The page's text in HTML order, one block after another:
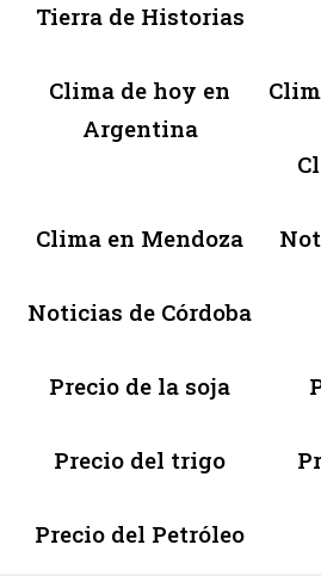
Tierra de Historias
Clima de hoy en
Argentina
Clima en Mendoza
Noticias de Córdoba
Precio de la soja
Precio del trigo
Precio del Petróleo